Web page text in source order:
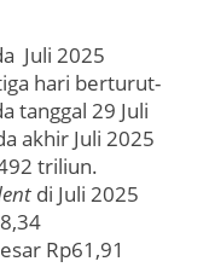
Juli 2025
hari berturut-
tanggal 29 Juli
akhir Juli 2025
triliun.
di Juli 2025
Rp61,91